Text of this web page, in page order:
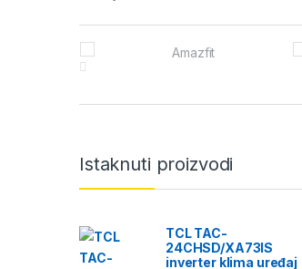
Brands Carousel
Istaknuti proizvodi
TCL TAC-
24CHSD/XA73IS
inverter klima uređaj